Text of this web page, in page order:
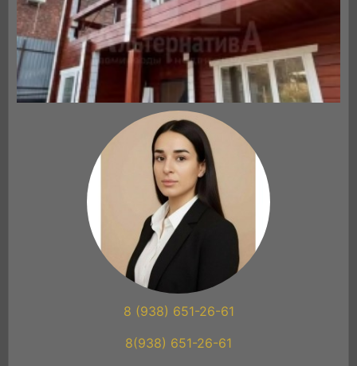
8 (938) 651-26-61
8(938) 651-26-61